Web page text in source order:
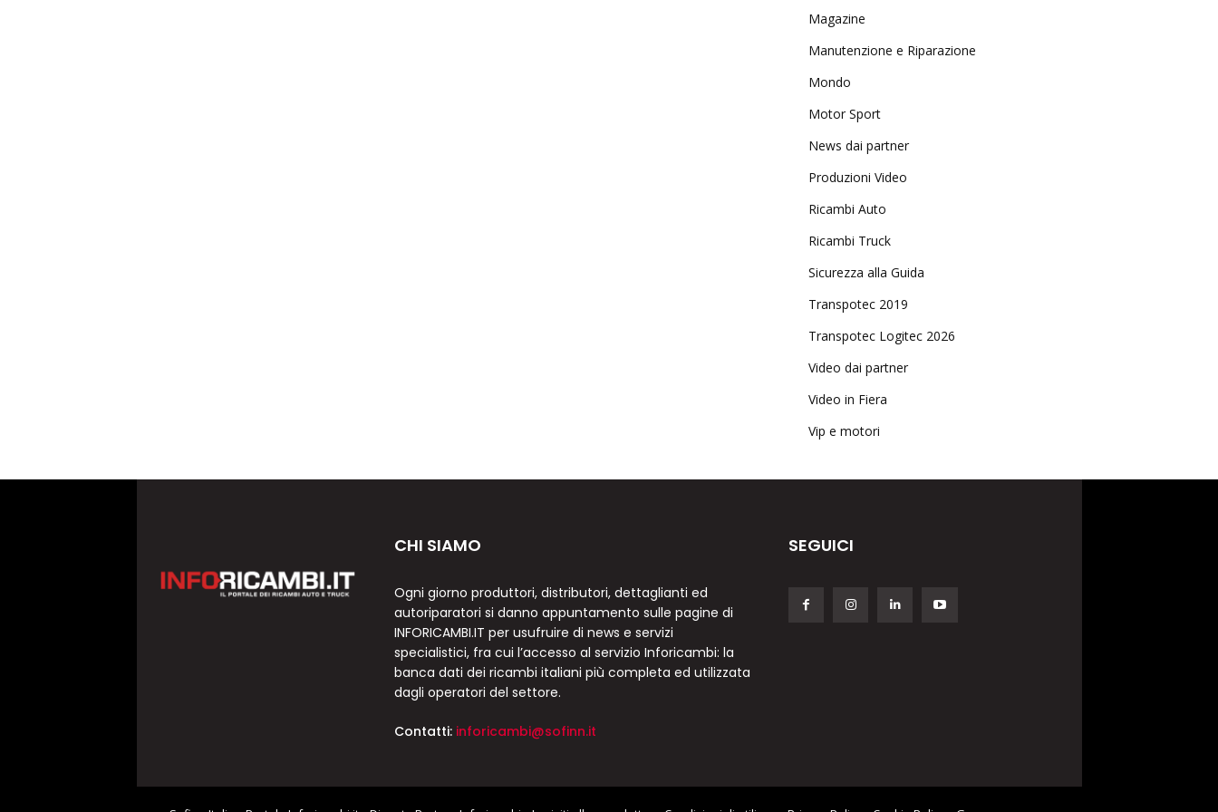
Magazine
Manutenzione e Riparazione
Mondo
Motor Sport
News dai partner
Produzioni Video
Ricambi Auto
Ricambi Truck
Sicurezza alla Guida
Transpotec 2019
Transpotec Logitec 2026
Video dai partner
Video in Fiera
Vip e motori
CHI SIAMO
Ogni giorno produttori, distributori, dettaglianti ed
autoriparatori si danno appuntamento sulle pagine di
INFORICAMBI.IT per usufruire di news e servizi
specialistici, fra cui l’accesso al servizio Inforicambi: la
banca dati dei ricambi italiani più completa ed utilizzata
dagli operatori del settore.
Contatti: inforicambi@sofinn.it
SEGUICI